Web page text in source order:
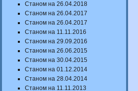
Станом на 26.04.2018
Станом на 26.04.2017
Станом на 26.04.2017
Станом на 11.11.2016
Станом на 29.09.2016
Станом на 26.06.2015
Станом на 30.04.2015
Станом на 01.12.2014
Станом на 28.04.2014
Станом на 11.11.2013